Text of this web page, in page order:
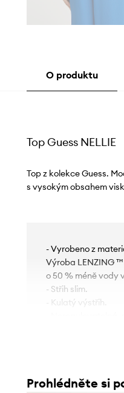
O produktu
Top Guess NELLIE
Top z kolekce Guess.
s vysokým obsahem
- Vyrobeno z
Výroba LENZING
o 50 % méně vody
- Střih slim.
- Kulatý výstřih.
Prohlédněte si